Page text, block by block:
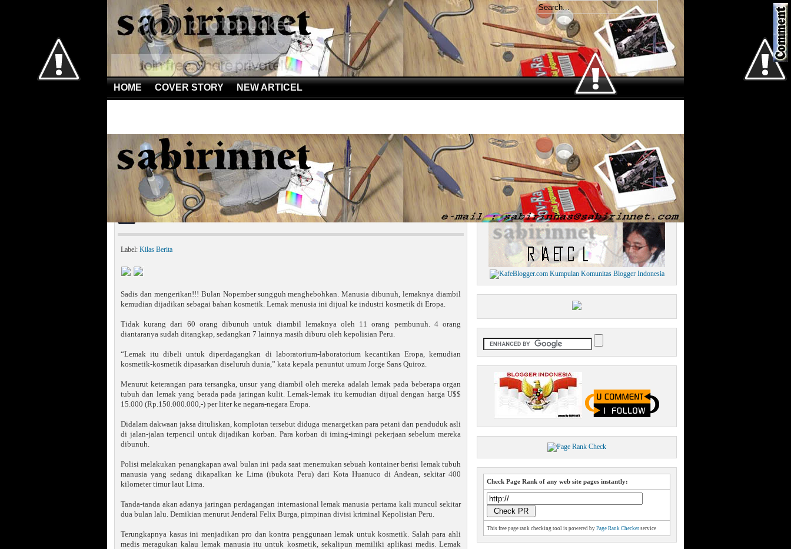
HOME COVER STORY NEW ARTICEL
Kilas Berita»60 Manusia Dibunuh, Lemaknya Untuk Bahan Kosmetik
60 Manusia Dibunuh, Lemaknya Untuk Bahan Kosmetik
Label: Kilas Berita
Sadis dan mengerikan!!! Bulan Nopember sungguh menghebohkan. Manusia dibunuh, lemaknya diambil
kemudian dijadikan sebagai bahan kosmetik. Lemak menusia ini dijual ke industri kosmetik di Eropa.
Tidak kurang dari 60 orang dibunuh untuk diambil lemaknya oleh 11 orang pembunuh. 4 orang
diantaranya sudah ditangkap, sedangkan 7 lainnya masih diburu oleh kepolisian Peru.
“Lemak itu dibeli untuk diperdagangkan di laboratorium-laboratorium kecantikan Eropa, kemudian
kosmetik-kosmetik dipasarkan diseluruh dunia,” kata kepala penuntut umum Jorge Sans Quiroz.
Menurut keterangan para tersangka, unsur yang diambil oleh mereka adalah lemak pada beberapa organ
tubuh dan lemak yang berada pada jaringan kulit. Lemak-lemak itu kemudian dijual dengan harga U$$
15.000 (Rp.150.000.000,-) per liter ke negara-negara Eropa.
Didalam dakwaan jaksa dituliskan, komplotan tersebut diduga menargetkan para petani dan penduduk asli
di jalan-jalan terpencil untuk dijadikan korban. Para korban di iming-imingi pekerjaan sebelum mereka
dibunuh.
Polisi melakukan penangkapan awal bulan ini pada saat menemukan sebuah kontainer berisi lemak tubuh
manusia yang sedang dikapalkan ke Lima (ibukota Peru) dari Kota Huanuco di Andean, sekitar 400
kilometer timur laut Lima.
Tanda-tanda akan adanya jaringan perdagangan internasional lemak manusia pertama kali muncul sekitar
dua bulan lalu. Demikian menurut Jenderal Felix Burga, pimpinan divisi kriminal Kepolisian Peru.
Terungkapnya kasus ini menjadikan pro dan kontra penggunaan lemak untuk kosmetik. Salah para ahli
medis meragukan kalau lemak manusia itu untuk kosmetik, sekalipun memiliki aplikasi medis. Lemak
Welcome
Sabtu 8 Agustus 2026
Check Page Rank of any web site pages instantly:
This free page rank checking tool is powered by Page Rank Checker service